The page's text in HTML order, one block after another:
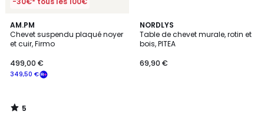
AM.PM
Chevet suspendu plaqué noyer
et cuir, Firmo
349,50 €
499,00 €
5
/
5
5
/
NORDLYS
Table de chevet murale, rotin et
bois, PITEA
69,90 €